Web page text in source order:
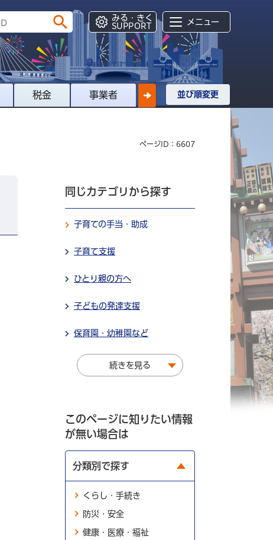
みる・きく
SUPPORT
メニュー
税金 事業者 並び順変更
ページID：6607
同じカテゴリから探す
子育ての手当・助成
子育て支援
ひとり親の方へ
子どもの発達支援
保育園・幼稚園など
続きを見る
このページに知りたい情報
が無い場合は
分類別で探す
くらし・手続き
防災・安全
健康・医療・福祉